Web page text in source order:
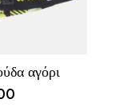
αγόρι